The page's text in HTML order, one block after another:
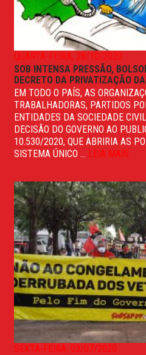
QUARTA-FEIRA, 28/10/2020
SOB INTENSA PRESSÃO,
DECRETO DA PRIVATIZAÇÃO
EM TODO O PAÍS, AS
TRABALHADORAS, PARTIDOS
ENTIDADES DA SOCIEDADE
DECISÃO DO GOVERNO AO
10.530/2020, QUE ABRIRIA AS
SISTEMA ÚNICO ... LEIA MAIS
SEXTA-FEIRA, 03/07/2020